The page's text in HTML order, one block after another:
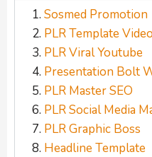
Sosmed Promotion
PLR Template
PLR Viral Youtube
Presentation Bolt
PLR Master SEO
PLR Social Media
PLR Graphic Boss
Headline Template